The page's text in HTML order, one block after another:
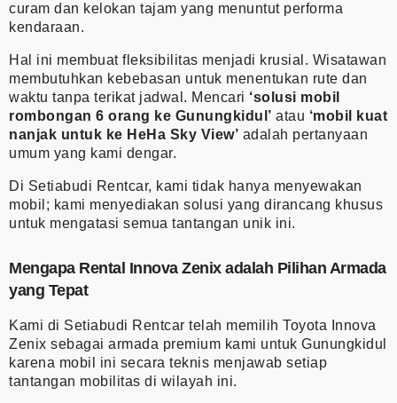
curam dan kelokan tajam yang menuntut performa
kendaraan.
Hal ini membuat fleksibilitas menjadi krusial. Wisatawan
membutuhkan kebebasan untuk menentukan rute dan
waktu tanpa terikat jadwal. Mencari ‘solusi mobil
rombongan 6 orang ke Gunungkidul’ atau ‘mobil kuat
nanjak untuk ke HeHa Sky View’ adalah pertanyaan
umum yang kami dengar.
Di Setiabudi Rentcar, kami tidak hanya menyewakan
mobil; kami menyediakan solusi yang dirancang khusus
untuk mengatasi semua tantangan unik ini.
Mengapa Rental Innova Zenix adalah Pilihan Armada
yang Tepat
Kami di Setiabudi Rentcar telah memilih Toyota Innova
Zenix sebagai armada premium kami untuk Gunungkidul
karena mobil ini secara teknis menjawab setiap
tantangan mobilitas di wilayah ini.